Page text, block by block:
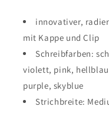
15er-
15er-
innovativer,
mit Kappe und Clip
Schreibfarben:
violett, pink,
purple, skyblue
Strichbreite: